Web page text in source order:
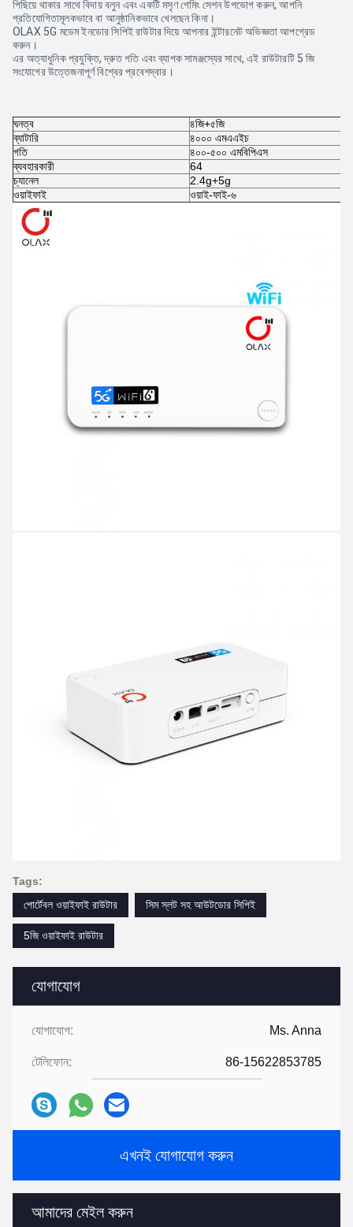
যোগাযোগ
যোগাযোগ: Ms. Anna
টেলিফোন: 86-15622853785
এখনই যোগাযোগ করুন
আমাদের মেইল ​​করুন
পিছিয়ে থাকার সাথে বিদায় বলুন এবং একটি মসৃণ গেমিং সেশন উপভোগ করুন, আপনি
প্রতিযোগিতামূলকভাবে বা আনুষ্ঠানিকভাবে খেলছেন কিনা।
OLAX 5G মডেম ইনডোর সিপিই রাউটার দিয়ে আপনার ইন্টারনেট অভিজ্ঞতা আপগ্রেড
করুন।
এর অত্যাধুনিক প্রযুক্তি, দ্রুত গতি এবং ব্যাপক সামঞ্জস্যের সাথে, এই রাউটারটি 5 জি
সংযোগের উত্তেজনাপূর্ণ বিশ্বের প্রবেশদ্বার।
ঘনত্ব
৪জি+৫জি
ব্যাটারি
৪০০০ এমএএইচ
গতি
৪০০-৫০০ এমবিপিএস
ব্যবহারকারী
64
চ্যানেল
2.4g+5g
ওয়াইফাই
ওয়াই-ফাই-৬
Tags:
পোর্টেবল ওয়াইফাই রাউটার
সিম স্লট সহ আউটডোর সিপিই
5জি ওয়াইফাই রাউটার